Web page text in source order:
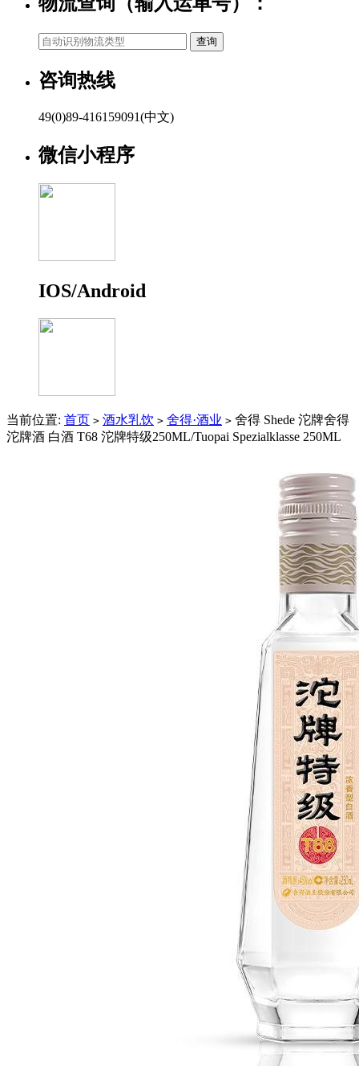
咨询热线
49(0)89-416159091(中文)
微信小程序
IOS/Android
当前位置: 首页 > 酒水乳饮 > 舍得·酒业 > 舍得 Shede 沱牌舍得
沱牌酒 白酒 T68 沱牌特级250ML/Tuopai Spezialklasse 250ML